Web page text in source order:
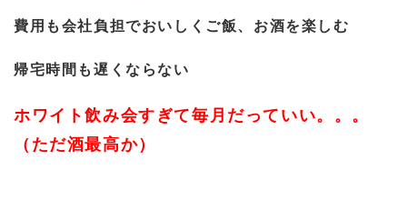
費用も会社負担でおいしくご飯、お酒を楽しむ
帰宅時間も遅くならない
ホワイト飲み会すぎて毎月だっていい。。。
（ただ酒最高か）